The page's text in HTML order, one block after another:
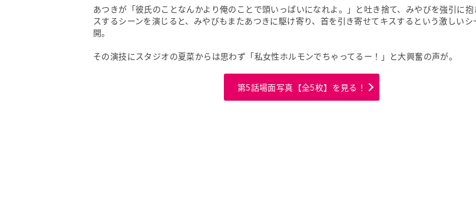
あつきが「彼氏のことなんかより俺のことで頭いっぱいになれよ。」と吐き捨て、みやびを強引に抱
スするシーンを演じると、みやびもまたあつきに駆け寄り、首を引き寄せてキスするという激しいシ
開。
その演技にスタジオの夏菜からは思わず「私女性ホルモンでちゃってるー！」と大興奮の声が。
第5話場面写真【全5枚】を見る！